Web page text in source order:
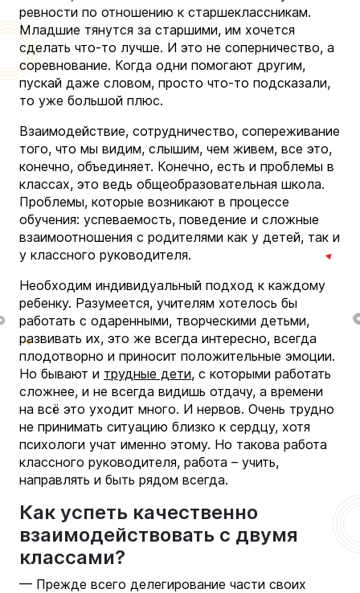
ревности по отношению к старшеклассникам.
Младшие тянутся за старшими, им хочется
сделать что-то лучше. И это не соперничество, а
соревнование. Когда одни помогают другим,
пускай даже словом, просто что-то подсказали,
то уже большой плюс.
Взаимодействие, сотрудничество, сопереживание
того, что мы видим, слышим, чем живем, все это,
конечно, объединяет. Конечно, есть и проблемы в
классах, это ведь общеобразовательная школа.
Проблемы, которые возникают в процессе
обучения: успеваемость, поведение и сложные
взаимоотношения с родителями как у детей, так и
у классного руководителя.
Необходим индивидуальный подход к каждому
ребенку. Разумеется, учителям хотелось бы
работать с одаренными, творческими детьми,
развивать их, это же всегда интересно, всегда
плодотворно и приносит положительные эмоции.
Но бывают и трудные дети, с которыми работать
сложнее, и не всегда видишь отдачу, а времени
на всё это уходит много. И нервов. Очень трудно
не принимать ситуацию близко к сердцу, хотя
психологи учат именно этому. Но такова работа
классного руководителя, работа – учить,
направлять и быть рядом всегда.
Как успеть качественно
взаимодействовать с двумя
классами?
— Прежде всего делегирование части своих